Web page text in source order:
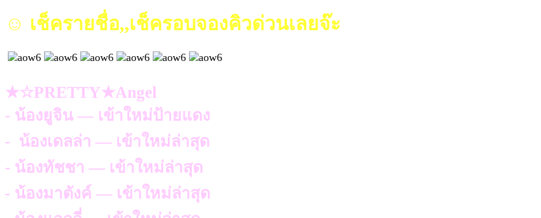
☺ เช็ครายชื่อ,,เช็ครอบจองคิวด่วนเลยจ๊ะ
★☆PRETTY★Angel
- น้องยูจิน — เข้าใหม่ป้ายแดง
- น้องเดลล่า — เข้าใหม่ล่าสุด
- น้องทัชชา — เข้าใหม่ล่าสุด
- น้องมาตังค์ — เข้าใหม่ล่าสุด